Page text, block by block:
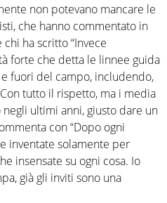
non potevano mancare le
che hanno commentato in
chi ha scritto “Invece
forte che detta le linnee guida
fuori del campo, includendo,
tutto il rispetto, ma i media
negli ultimi anni, giusto dare un
con “Dopo ogni
inventate solamente per
insensate su ogni cosa. Io
già gli inviti sono una